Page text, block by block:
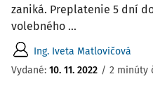
zaniká. Preplatenie 5 dní
volebného ...
Ing. Iveta Matlovičová
Vydané: 10. 11. 2022 / 2 minúty